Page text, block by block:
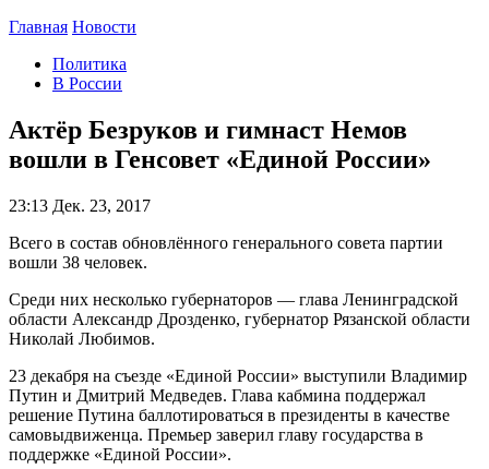
Главная Новости
Политика
В России
Актёр Безруков и гимнаст Немов
вошли в Генсовет «Единой России»
23:13 Дек. 23, 2017
Всего в состав обновлённого генерального совета партии
вошли 38 человек.
Среди них несколько губернаторов — глава Ленинградской
области Александр Дрозденко, губернатор Рязанской области
Николай Любимов.
23 декабря на съезде «Единой России» выступили Владимир
Путин и Дмитрий Медведев. Глава кабмина поддержал
решение Путина баллотироваться в президенты в качестве
самовыдвиженца. Премьер заверил главу государства в
поддержке «Единой России».